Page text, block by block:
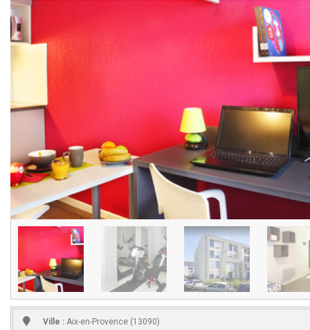
Ville : Aix-en-Provence (13090)